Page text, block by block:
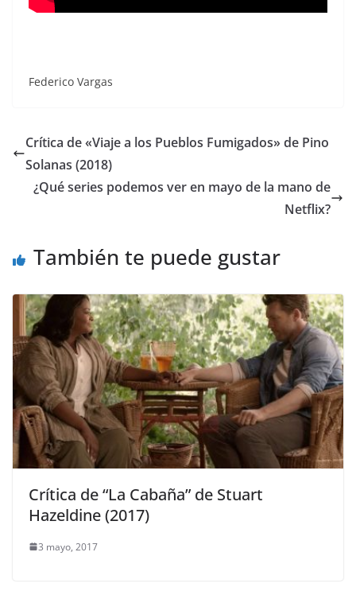
Federico Vargas
Crítica de «Viaje a los Pueblos Fumigados» de Pino
Solanas (2018)
¿Qué series podemos ver en mayo de la mano de
Netflix?
También te puede gustar
Crítica de “La Cabaña” de Stuart
Hazeldine (2017)
3 mayo, 2017